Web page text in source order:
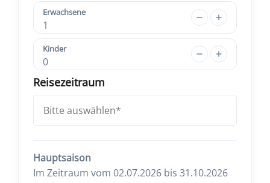
Erwachsene
1
Kinder
0
Reisezeitraum
Hauptsaison
Im Zeitraum vom 02.07.2026 bis 31.10.2026